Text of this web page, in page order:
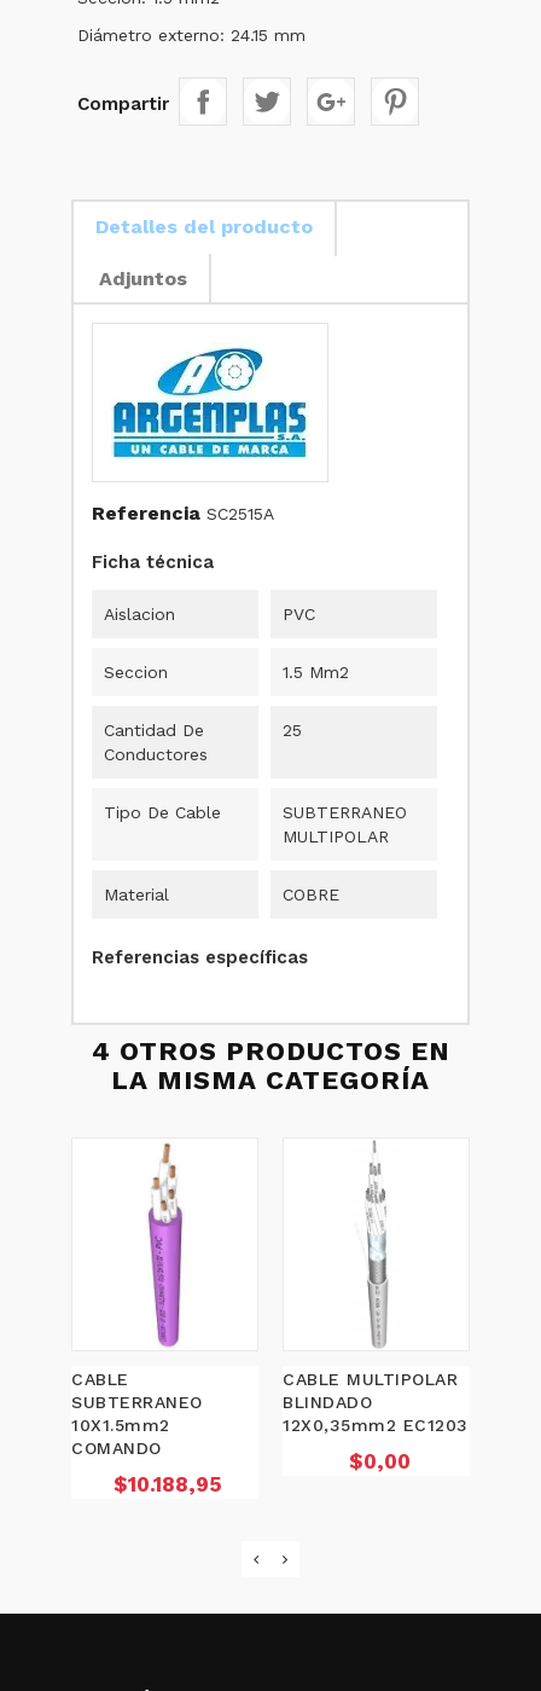
Diámetro externo: 24.15 mm
Compartir
Detalles del producto
Adjuntos
Referencia SC2515A
Ficha técnica
Aislacion PVC
Seccion 1.5 Mm2
Cantidad De
Conductores
25
Tipo De Cable
SUBTERRANEO
MULTIPOLAR
Material COBRE
Referencias específicas
4 OTROS PRODUCTOS EN
LA MISMA CATEGORÍA
CABLE
SUBTERRANEO
10X1.5mm2
COMANDO
Precio
$10.188,95
CABLE MULTIPOLAR
BLINDADO
12X0,35mm2 EC1203
Precio
$0,00